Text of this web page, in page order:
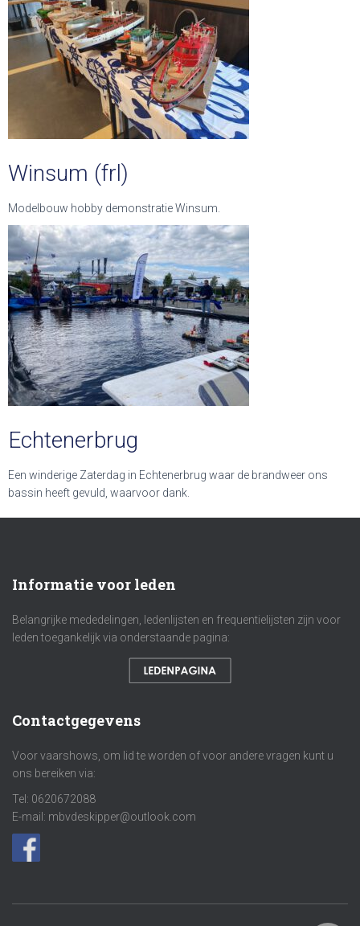
Winsum (frl)
Modelbouw hobby demonstratie Winsum.
Echtenerbrug
Een winderige Zaterdag in Echtenerbrug waar de brandweer ons
bassin heeft gevuld, waarvoor dank.
Informatie voor leden
Belangrijke mededelingen, ledenlijsten en frequentielijsten zijn voor
leden toegankelijk via onderstaande pagina:
Contactgegevens
Voor vaarshows, om lid te worden of voor andere vragen kunt u
ons bereiken via:
Tel: 0620672088
E-mail: mbvdeskipper@outlook.com